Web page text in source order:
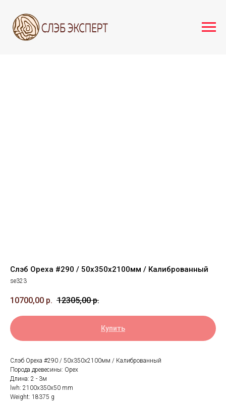
Слэб Ореха #290 / 50х350х2100мм / Калиброванный
se323
10700,00 р. 12305,00 р.
Купить
Слэб Ореха #290 / 50х350х2100мм / Калиброванный
Порода древесины: Орех
Длина: 2 - 3м
lwh: 2100x350x50 mm
Weight: 18375 g